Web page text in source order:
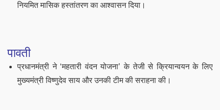
नियमित मासिक हस्तांतरण का आश्वासन दिया।
पावती
प्रधानमंत्री ने ‘महतारी वंदन योजना’ के तेजी से क्रियान्वयन के लिए
मुख्यमंत्री विष्णुदेव साय और उनकी टीम की सराहना की।